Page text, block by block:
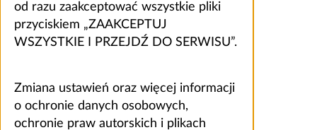
od razu zaakceptować wszystkie pliki
przyciskiem „ZAAKCEPTUJ
WSZYSTKIE I PRZEJDŹ DO SERWISU”.
Zmiana ustawień oraz więcej informacji
o ochronie danych osobowych,
ochronie praw autorskich i plikach